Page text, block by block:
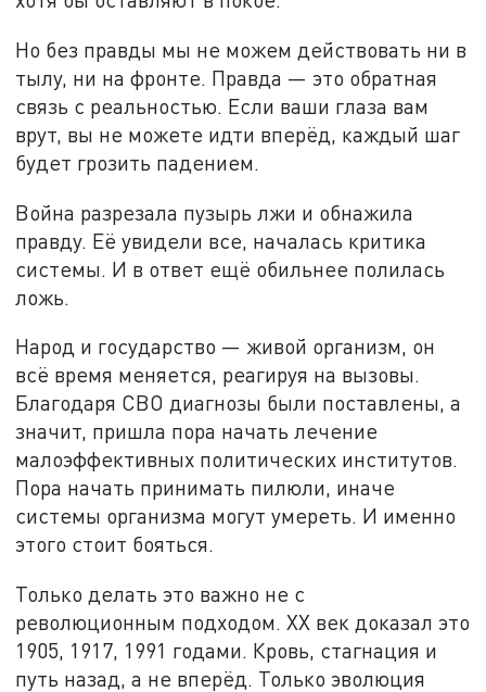
Но без правды мы не можем действовать ни в
тылу, ни на фронте. Правда — это обратная
связь с реальностью. Если ваши глаза вам
врут, вы не можете идти вперёд, каждый шаг
будет грозить падением.
Война разрезала пузырь лжи и обнажила
правду. Её увидели все, началась критика
системы. И в ответ ещё обильнее полилась
ложь.
Народ и государство — живой организм, он
всё время меняется, реагируя на вызовы.
Благодаря СВО диагнозы были поставлены, а
значит, пришла пора начать лечение
малоэффективных политических институтов.
Пора начать принимать пилюли, иначе
системы организма могут умереть. И именно
этого стоит бояться.
Только делать это важно не с
революционным подходом. ХХ век доказал это
1905, 1917, 1991 годами. Кровь, стагнация и
путь назад, а не вперёд. Только эволюция